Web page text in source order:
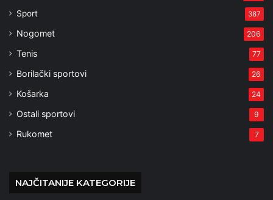
Sport 387
Nogomet 206
Tenis 77
Borilački sportovi 26
Košarka 24
Ostali sportovi 9
Rukomet 7
NAJČITANIJE KATEGORIJE